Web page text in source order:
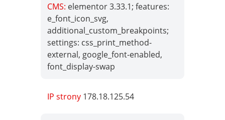
CMS: elementor 3.33.1; features:
e_font_icon_svg,
additional_custom_breakpoints;
settings: css_print_method-
external, google_font-enabled,
font_display-swap
IP strony 178.18.125.54